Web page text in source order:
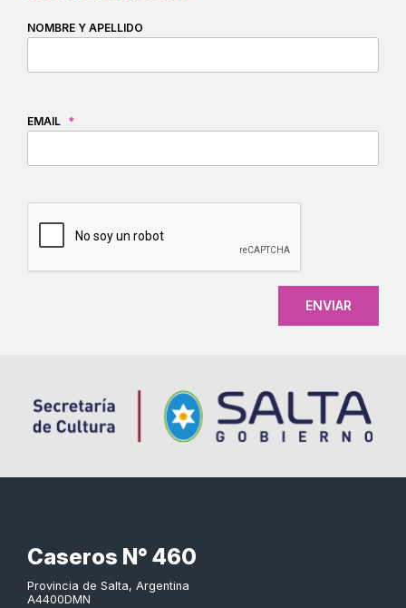
NOMBRE Y APELLIDO
EMAIL *
CAPTCHA
Caseros N° 460
Provincia de Salta, Argentina
A4400DMN